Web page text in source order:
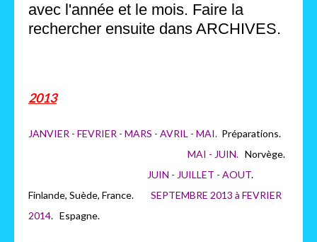
avec l'année et le mois. Faire la
rechercher ensuite dans ARCHIVES.
2013
JANVIER - FEVRIER - MARS - AVRIL - MAI. Préparations.
MAI - JUIN. Norvège.
JUIN - JUILLET - AOUT.
Finlande, Suède, France. SEPTEMBRE 2013 à FEVRIER
2014. Espagne.